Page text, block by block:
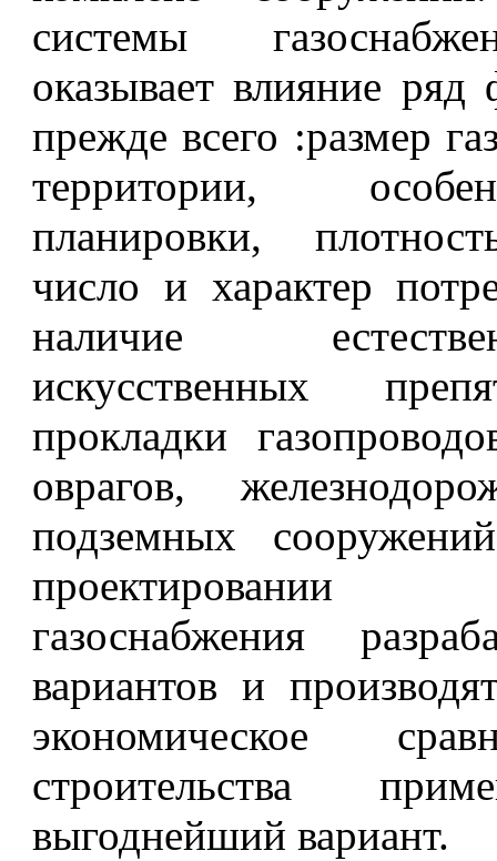
системы
оказывает влияние ряд
прежде всего :размер
территории,
планировки,
число и харак­тер
наличие
искусственных
прокладки
оврагов,
подземных
газоснабжения
вариантов и
экономическое
строительства
выгоднейший вариант.